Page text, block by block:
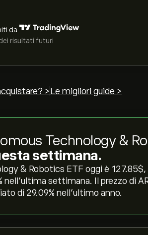
da
risultati futuri
> Le migliori guide >
Technology &
settimana.
& Robotics ETF oggi è
nell'ultima settimana. Il prezzo di
di ‎29.09‎% nell'ultimo anno.